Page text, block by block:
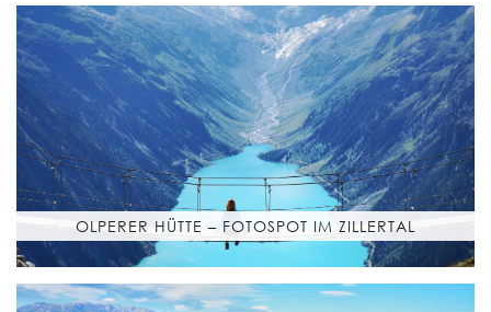
OLPERER HÜTTE – FOTOSPOT IM ZILLERTAL